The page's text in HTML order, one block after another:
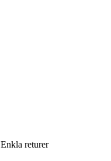
Enkla returer